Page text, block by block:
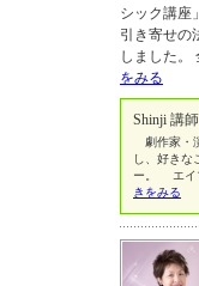
シック講座
引き寄せの
しました。
をみる
Shinji 講師
劇作家・
し、好きな
ー。 エイ
きをみる